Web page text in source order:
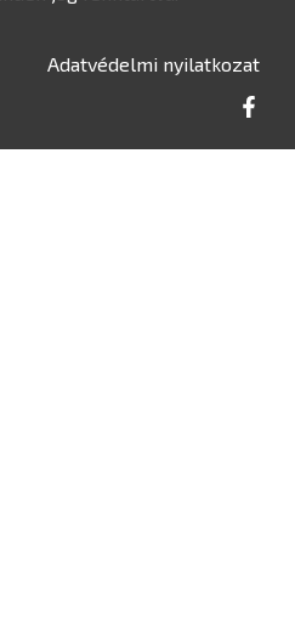
Adatvédelmi nyilatkozat